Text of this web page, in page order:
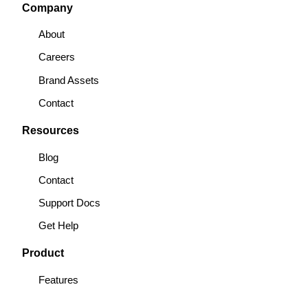
Company
About
Careers
Brand Assets
Contact
Resources
Blog
Contact
Support Docs
Get Help
Product
Features